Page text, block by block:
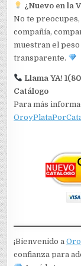
¿Nuevo en la
No te preocupes,
compañía,
muestran el peso
transparente.
Llama YA!
Catálogo
Para más
¡Bienvenido a
confianza para